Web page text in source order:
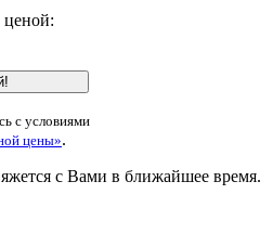
ценой:
с условиями
цены».
с Вами в ближайшее время.